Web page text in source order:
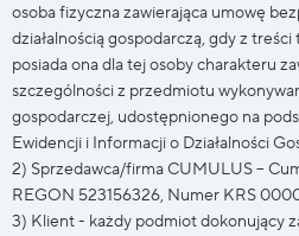
osoba fizyczna zawierająca umowę
działalnością gospodarczą, gdy z
posiada ona dla tej osoby charakteru
szczególności z przedmiotu
gospodarczej, udostępnionego na
Ewidencji i Informacji o Działalności
2) Sprzedawca/firma CUMULUS –
REGON 523156326, Numer KRS
3) Klient - każdy podmiot dokonujący